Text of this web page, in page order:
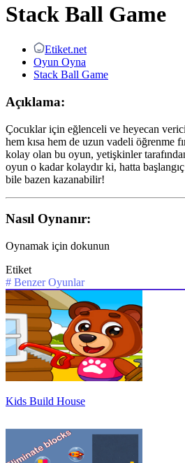
Stack Ball Game
Etiket.net
Oyun Oyna
Stack Ball Game
Açıklama:
Çocuklar için eğlenceli ve heyecan
hem kısa hem de uzun vadeli öğrenme
kolay olan bu oyun, yetişkinler
oyun o kadar kolaydır ki, hatta
bile bazen kazanabilir!
Nasıl Oynanır:
Oynamak için dokunun
Etiket
# Benzer Oyunlar
Kids Build House